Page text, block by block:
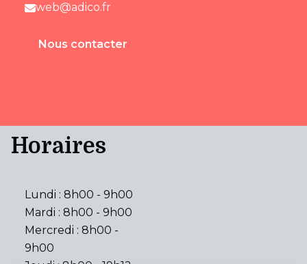
web@adico.fr
Nous contacter
Horaires
Lundi : 8h00 - 9h00
Mardi : 8h00 - 9h00
Mercredi : 8h00 -
9h00